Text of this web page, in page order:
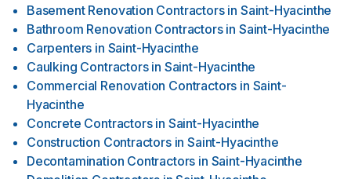
Basement Renovation Contractors in Saint-Hyacinthe
Bathroom Renovation Contractors in Saint-Hyacinthe
Carpenters in Saint-Hyacinthe
Caulking Contractors in Saint-Hyacinthe
Commercial Renovation Contractors in Saint-
Hyacinthe
Concrete Contractors in Saint-Hyacinthe
Construction Contractors in Saint-Hyacinthe
Decontamination Contractors in Saint-Hyacinthe